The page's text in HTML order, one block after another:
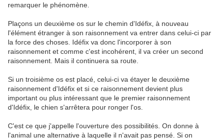
remarquer le phénomène.
Plaçons un deuxième os sur le chemin d'Idéfix, à nouveau
l'élément étranger à son raisonnement va entrer dans celui-ci par
la force des choses. Idéfix va donc l'incorporer à son
raisonnement et comme c'est incohérent, il va créer un second
raisonnement. Mais il continuera sa route.
Si un troisième os est placé, celui-ci va étayer le deuxième
raisonnement d'Idéfix et si ce raisonnement devient plus
important ou plus intéressant que le premier raisonnement
d'Idéfix, le chien s'arrêtera pour ronger l'os.
C'est ce que j'appelle l'ouverture des possibilités. On donne à
l'animal une alternative à laquelle il n'avait pas pensé. Si on